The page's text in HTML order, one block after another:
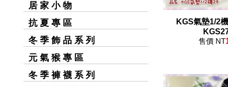
KGS氣墊1/2
售價 NT
居 家 小 物
抗 夏 專 區
冬 季 飾 品 系 列
元 氣 猴 專 區
冬 季 褲 襪 系 列